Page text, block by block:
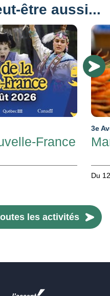
être aussi...
France
3e
Du
les activités